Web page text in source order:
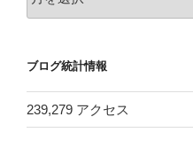
ー
ブ
ブログ統計情報
239,279 アクセス